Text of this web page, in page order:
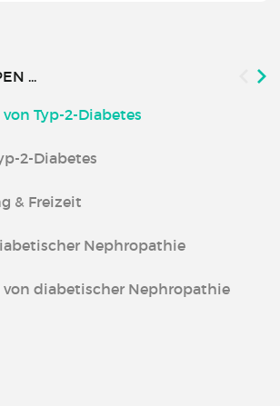
...
Typ-2-Diabetes
2-Diabetes
& Freizeit
Nephropathie
diabetischer Nephropathie